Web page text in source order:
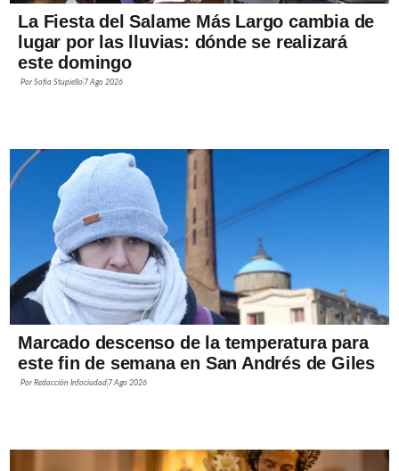
La Fiesta del Salame Más Largo cambia de
lugar por las lluvias: dónde se realizará
este domingo
PorSofía Stupiello 7 Ago 2026
Marcado descenso de la temperatura para
este fin de semana en San Andrés de Giles
PorRedacción Infociudad 7 Ago 2026